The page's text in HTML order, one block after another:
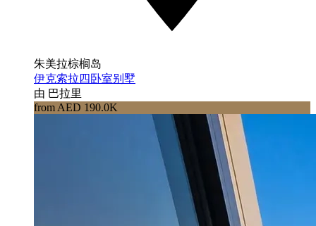
朱美拉棕榈岛
伊克索拉四卧室别墅
由 巴拉里
from AED 190.0K